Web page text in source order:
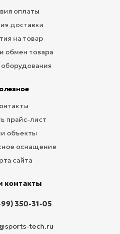
оплаты
доставки
на товар
обмен товара
прайс-лист
объекты
оснащение
сайта
контакты
350-31-05
tech.ru